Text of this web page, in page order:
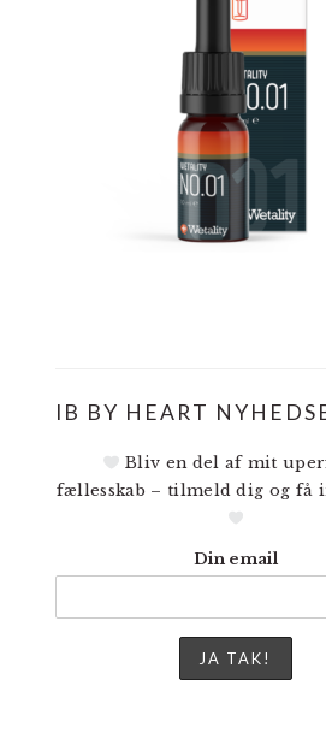
IB BY HEART
Bliv en del af mit
fællesskab – tilmeld dig og få
Din email